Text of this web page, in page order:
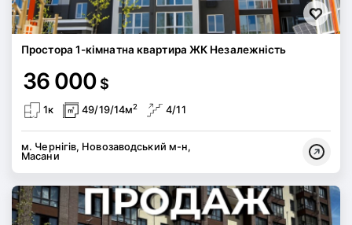
Простора 1-кімнатна квартира ЖК Незалежність
36 000 $
1к 49/19/14м2 4/11
м. Чернігів, Новозаводський м-н,
Масани